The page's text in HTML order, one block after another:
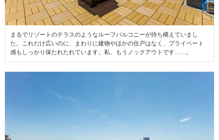
まるでリゾートのテラスのようなルーフバルコニーが待ち構えていまし
た。これだけ広いのに、まわりに建物やほかの住戸はなく、プライベート
感もしっかり保たれたれています。私、もうノックアウトです……。